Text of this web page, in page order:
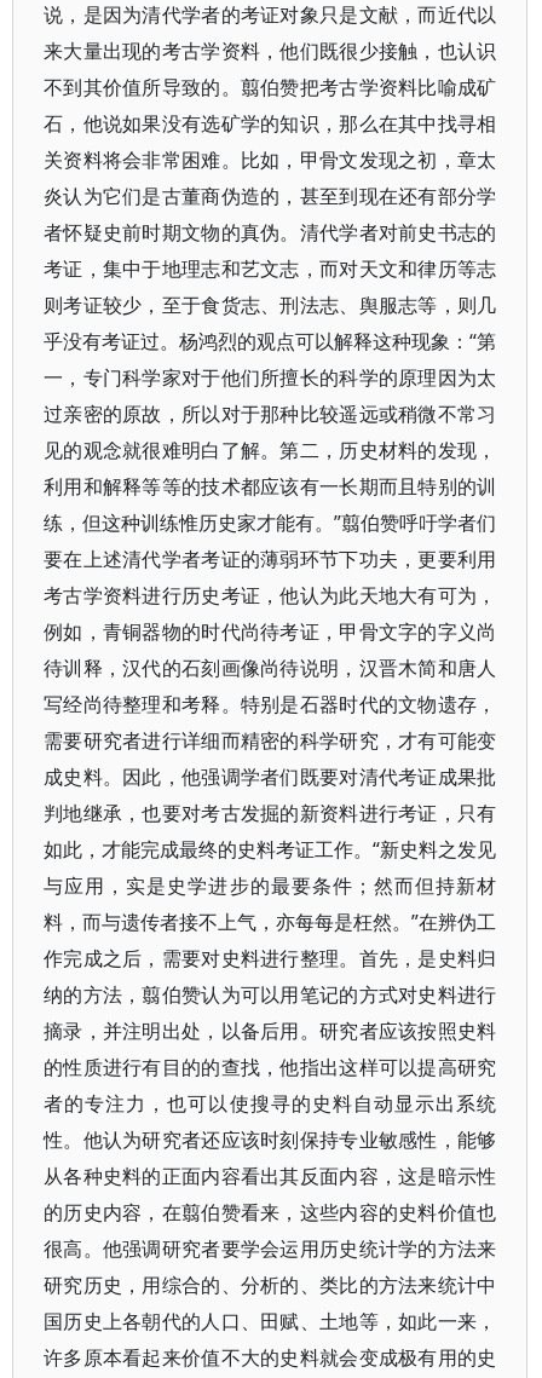
说，是因为清代学者的考证对象只是文献，而近代以
来大量出现的考古学资料，他们既很少接触，也认识
不到其价值所导致的。翦伯赞把考古学资料比喻成矿
石，他说如果没有选矿学的知识，那么在其中找寻相
关资料将会非常困难。比如，甲骨文发现之初，章太
炎认为它们是古董商伪造的，甚至到现在还有部分学
者怀疑史前时期文物的真伪。清代学者对前史书志的
考证，集中于地理志和艺文志，而对天文和律历等志
则考证较少，至于食货志、刑法志、舆服志等，则几
乎没有考证过。杨鸿烈的观点可以解释这种现象：“第
一，专门科学家对于他们所擅长的科学的原理因为太
过亲密的原故，所以对于那种比较遥远或稍微不常习
见的观念就很难明白了解。第二，历史材料的发现，
利用和解释等等的技术都应该有一长期而且特别的训
练，但这种训练惟历史家才能有。”翦伯赞呼吁学者们
要在上述清代学者考证的薄弱环节下功夫，更要利用
考古学资料进行历史考证，他认为此天地大有可为，
例如，青铜器物的时代尚待考证，甲骨文字的字义尚
待训释，汉代的石刻画像尚待说明，汉晋木简和唐人
写经尚待整理和考释。特别是石器时代的文物遗存，
需要研究者进行详细而精密的科学研究，才有可能变
成史料。因此，他强调学者们既要对清代考证成果批
判地继承，也要对考古发掘的新资料进行考证，只有
如此，才能完成最终的史料考证工作。“新史料之发见
与应用，实是史学进步的最要条件；然而但持新材
料，而与遗传者接不上气，亦每每是枉然。”在辨伪工
作完成之后，需要对史料进行整理。首先，是史料归
纳的方法，翦伯赞认为可以用笔记的方式对史料进行
摘录，并注明出处，以备后用。研究者应该按照史料
的性质进行有目的的查找，他指出这样可以提高研究
者的专注力，也可以使搜寻的史料自动显示出系统
性。他认为研究者还应该时刻保持专业敏感性，能够
从各种史料的正面内容看出其反面内容，这是暗示性
的历史内容，在翦伯赞看来，这些内容的史料价值也
很高。他强调研究者要学会运用历史统计学的方法来
研究历史，用综合的、分析的、类比的方法来统计中
国历史上各朝代的人口、田赋、土地等，如此一来，
许多原本看起来价值不大的史料就会变成极有用的史